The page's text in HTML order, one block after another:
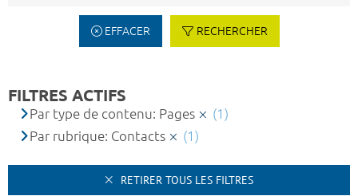
EFFACER RECHERCHER
FILTRES ACTIFS
Par type de contenu: Pages
(1)
Par rubrique: Contacts
(1)
RETIRER TOUS LES FILTRES